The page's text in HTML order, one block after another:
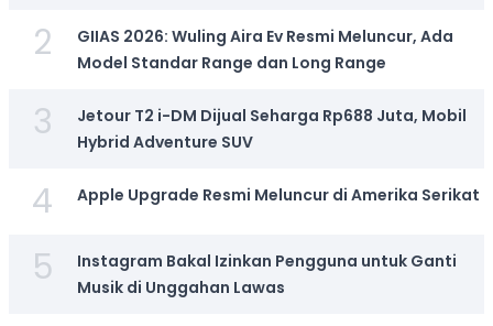
2
GIIAS 2026: Wuling Aira Ev Resmi Meluncur, Ada
Model Standar Range dan Long Range
3
Jetour T2 i-DM Dijual Seharga Rp688 Juta, Mobil
Hybrid Adventure SUV
4 Apple Upgrade Resmi Meluncur di Amerika Serikat
5
Instagram Bakal Izinkan Pengguna untuk Ganti
Musik di Unggahan Lawas